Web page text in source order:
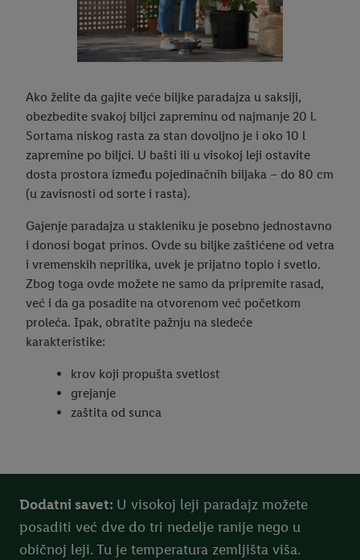
Ako želite da gajite veće biljke paradajza u saksiji,
obezbedite svakoj biljci zapreminu od najmanje 20 l.
Sortama niskog rasta za stan dovoljno je i oko 10 l
zapremine po biljci. U bašti ili u visokoj leji ostavite
dosta prostora između pojedinačnih biljaka – do 80 cm
(u zavisnosti od sorte i rasta).
Gajenje paradajza u stakleniku je posebno jednostavno
i donosi bogat prinos. Ovde su biljke zaštićene od vetra
i vremenskih neprilika, uvek je prijatno toplo i svetlo.
Zbog toga ovde možete ne samo da pripremite rasad,
već i da ga posadite na otvorenom već početkom
proleća. Ipak, obratite pažnju na sledeće
karakteristike:
krov koji propušta svetlost
grejanje
zaštita od sunca
Dodatni savet: U visokoj leji paradajz možete
posaditi već dve do tri nedelje ranije nego u
običnoj leji. Tu je temperatura zemljišta viša.